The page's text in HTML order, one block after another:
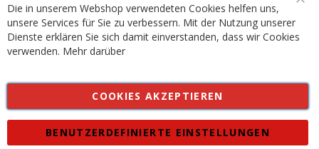
Die in unserem Webshop verwendeten Cookies helfen uns,
unsere Services für Sie zu verbessern. Mit der Nutzung unserer
Dienste erklären Sie sich damit einverstanden, dass wir Cookies
verwenden. Mehr darüber
COOKIES AKZEPTIEREN
BENUTZERDEFINIERTE EINSTELLUNGEN